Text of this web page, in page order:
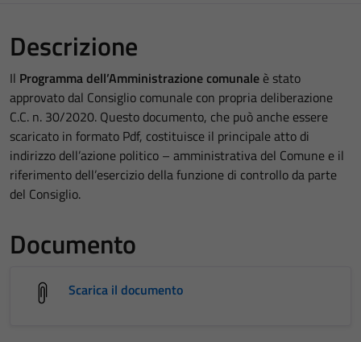
Descrizione
Il Programma dell’Amministrazione comunale è stato
approvato dal Consiglio comunale con propria deliberazione
C.C. n. 30/2020. Questo documento, che può anche essere
scaricato in formato Pdf, costituisce il principale atto di
indirizzo dell’azione politico – amministrativa del Comune e il
riferimento dell’esercizio della funzione di controllo da parte
del Consiglio.
Documento
Scarica il documento